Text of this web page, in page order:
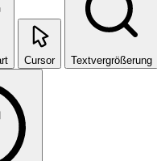
Cursor Textvergrößerung